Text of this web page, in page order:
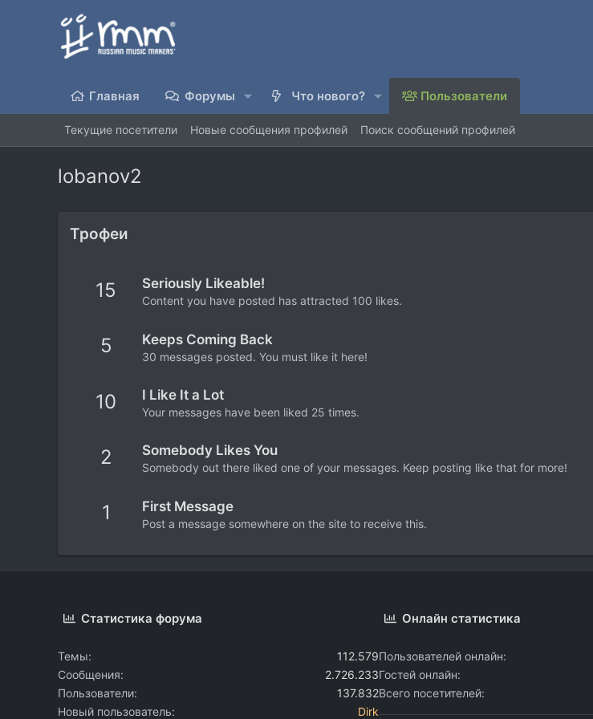
Главная Форумы Что нового? Пользователи
Текущие посетители Новые сообщения профилей Поиск сообщений профилей
lobanov2
Трофеи
15 Seriously Likeable!
Content you have posted has attracted 100 likes.
5 Keeps Coming Back
30 messages posted. You must like it here!
10 I Like It a Lot
Your messages have been liked 25 times.
2 Somebody Likes You
Somebody out there liked one of your messages. Keep posting like that for more!
1 First Message
Post a message somewhere on the site to receive this.
Статистика форума
Темы
112.579
Сообщения
2.726.233
Пользователи
137.832
Новый пользователь
Dirk
Онлайн статистика
Пользователей онлайн
Гостей онлайн
Всего посетителей